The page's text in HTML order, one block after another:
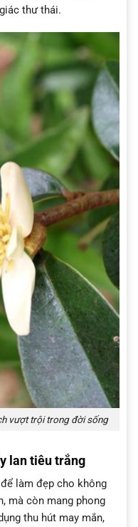
thư thái.
vượt trội trong đời sống
lan tiêu trắng
làm đẹp cho không
mà còn mang phong
thu hút may mắn,